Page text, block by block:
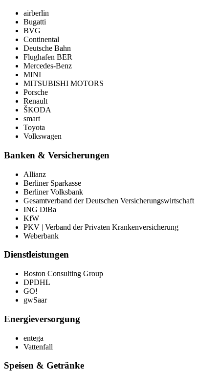
airberlin
Bugatti
BVG
Continental
Deutsche Bahn
Flughafen BER
Mercedes-Benz
MINI
MITSUBISHI MOTORS
Porsche
Renault
ŠKODA
smart
Toyota
Volkswagen
Banken & Versicherungen
Allianz
Berliner Sparkasse
Berliner Volksbank
Gesamtverband der Deutschen Versicherungswirtschaft
ING DiBa
KfW
PKV | Verband der Privaten Krankenversicherung
Weberbank
Dienstleistungen
Boston Consulting Group
DPDHL
GO!
gwSaar
Energieversorgung
entega
Vattenfall
Speisen & Getränke